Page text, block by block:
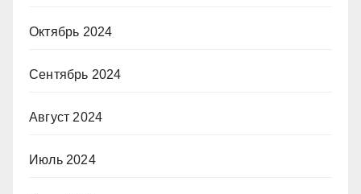
Октябрь 2024
Сентябрь 2024
Август 2024
Июль 2024